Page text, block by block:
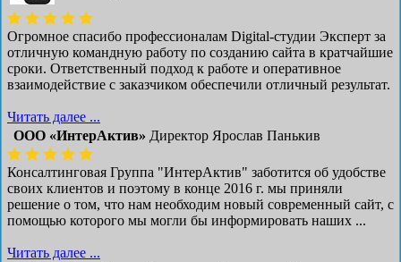
Огромное спасибо профессионалам Digital-студии Эксперт за
отличную командную работу по созданию сайта в кратчайшие
сроки. Ответственный подход к работе и оперативное
взаимодействие с заказчиком обеспечили отличный результат.
Читать далее ...
ООО «ИнтерАктив» Директор Ярослав Панькив
Консалтинговая Группа "ИнтерАктив" заботится об удобстве
своих клиентов и поэтому в конце 2016 г. мы приняли
решение о том, что нам необходим новый современный сайт, с
помощью которого мы могли бы информировать наших ...
Читать далее ...